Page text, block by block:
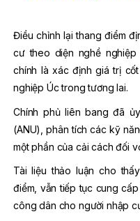
Điều chỉnh lại thang điểm
cư theo diện nghề
chính là xác định giá trị
nghiệp Úc trong tương lai.
Chính phủ liên bang đã
(ANU), phân tích các kỹ
một phần của cải cách đối
Tài liệu thảo luận cho
điểm, vẫn tiếp tục cung
công dân cho người nhập